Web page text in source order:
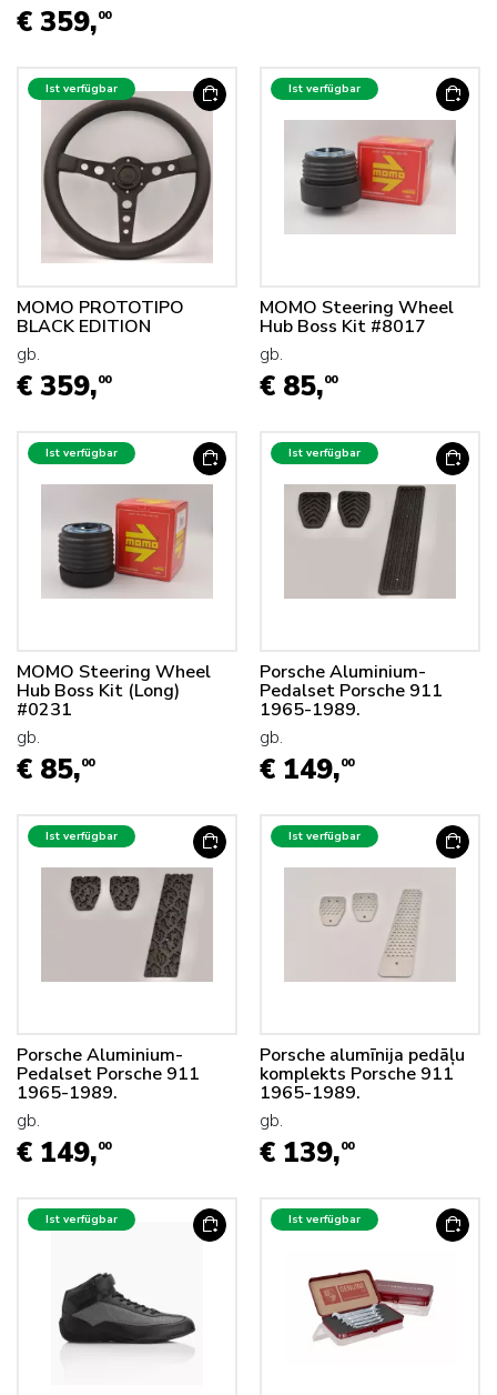
€ 359,00
Ist verfügbar
MOMO PROTOTIPO
BLACK EDITION
gb.
€ 359,00
Ist verfügbar
MOMO Steering Wheel
Hub Boss Kit #8017
gb.
€ 85,00
Ist verfügbar
MOMO Steering Wheel
Hub Boss Kit (Long)
#0231
gb.
€ 85,00
Ist verfügbar
Porsche Aluminium-
Pedalset Porsche 911
1965-1989.
gb.
€ 149,00
Ist verfügbar
Porsche Aluminium-
Pedalset Porsche 911
1965-1989.
gb.
€ 149,00
Ist verfügbar
Porsche alumīnija pedāļu
komplekts Porsche 911
1965-1989.
gb.
€ 139,00
Ist verfügbar Ist verfügbar